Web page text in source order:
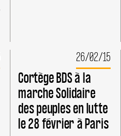
RDV
18H
LUNDI
9
MARS
À
PARIS
8
26/02/15
Cortège BDS à la
marche Solidaire
des peuples en lutte
le 28 février à Paris